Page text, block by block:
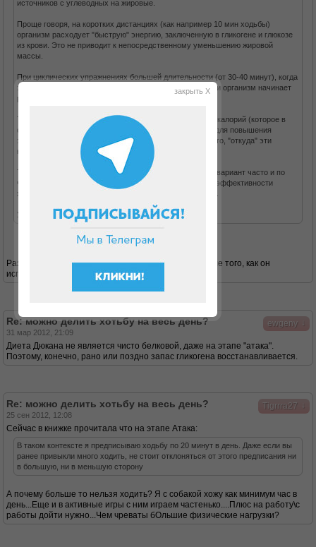
источников с углеводных на жировые.
Проще говоря, на коротких дистанциях (как например 10 мин ходьбы)
организм расходует "быструю" энергию, заключенную в гликогене и глюкозе
из крови. Это не приводит к непосредственному уменьшению жировой
массы.
При циклических упражнениях большей длительности (от 30-40 минут), когда
заканчивается запас гликогена, для пополнения энергии организм начинает
расщеплять жировые запасы.
Т.о. помимо простого количества потраченных за день калорий (которое в
обоих случаях будет арифметически равное) следует для повышения
эффективности упражнений (в т.ч. ходьбы) учитывать то, "откуда" эти
калории берутся.
Так что, если нет возможности ходить сразу долго - то вариант часто и по
чуть-чуть лучше, чем вообще ничего не делать. Но по эффективности
ходьба от 30 мин и больше - будет несколько полезнее.
Удачного похудания!
Разве на белковой диете типа дюкана гликоген после того, как он
использован во время атаки, восполняется?
ewgeny
Re: можно делить хотьбу на весь день?
31 мар 2012, 21:09
Диета Дюкана не является чисто белковой, даже на этапе "атака".
Поэтому, конечно, рано или поздно запас гликогена восстанавливается.
Tigrrra27
Re: можно делить хотьбу на весь день?
25 сен 2012, 12:08
Сейчас в книжке прочитала что на этапе Атака:
В таком контексте я предписываю ходьбу по 20 минут в день. Даже если вы
ранее привыкли много ходить, не стоит отклоняться от этого предписания ни
в большую, ни в меньшую сторону
А почему больше то нельзя ходить? Я с собакой хожу как минимум час в
день...Еще и в активные игры с ним играем частенько....Плюс на работу\с
работы дойти нужно...Чем чреваты бОльшие физические нагрузки?
закрыть X